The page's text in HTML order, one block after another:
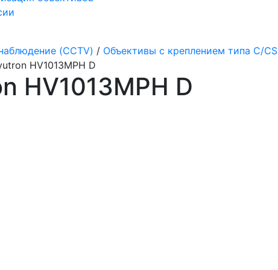
(CCTV) / Объективы с креплением типа C/CS
HV1013MPH D
HV1013MPH D